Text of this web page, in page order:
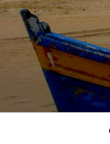
Aller
au
contenu
principal